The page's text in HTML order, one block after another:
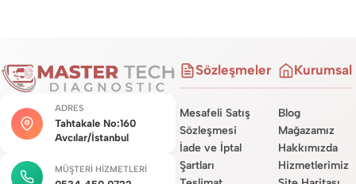
ADRES
Tahtakale No:160
Avcılar/İstanbul
MÜŞTERI HIZMETLERI
Sözleşmeler
Mesafeli Satış
Sözleşmesi
İade ve İptal
Şartları
Kurumsal
Blog
Mağazamız
Hakkımızda
Hizmetlerimiz